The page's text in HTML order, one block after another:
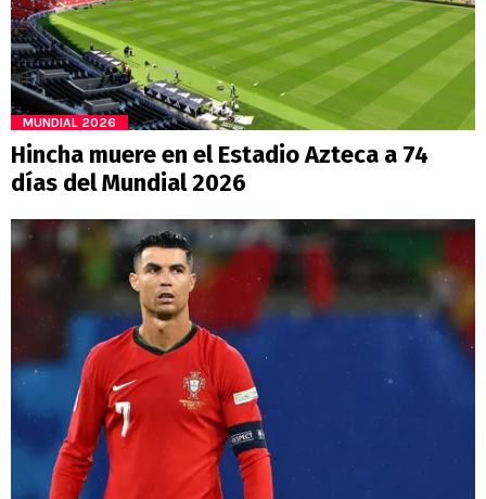
MUNDIAL 2026
Hincha muere en el Estadio Azteca a 74
días del Mundial 2026